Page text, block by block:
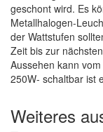
geschont wird. Es
Metallhalogen-
der Wattstufen
Zeit bis zur
Aussehen kann
250W- schaltbar ist
Weiteres